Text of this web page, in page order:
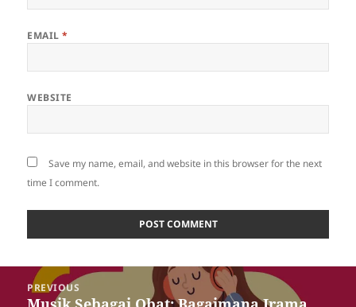
EMAIL*
WEBSITE
Save my name, email, and website in this browser for the next
time I comment.
navigation
PREVIOUS
Previous